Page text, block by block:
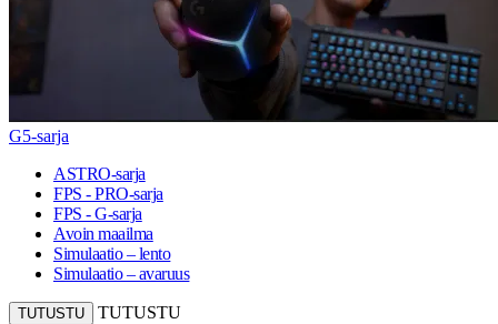
G5-sarja
ASTRO-sarja
FPS - PRO-sarja
FPS - G-sarja
Avoin maailma
Simulaatio – lento
Simulaatio – avaruus
TUTUSTU TUTUSTU